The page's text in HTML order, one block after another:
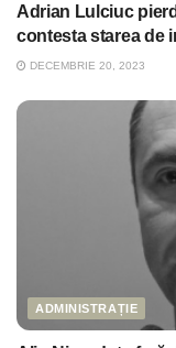
Adrian Lulciuc
contesta starea de
DECEMBRIE 20, 2023
ADMINISTRAȚIE